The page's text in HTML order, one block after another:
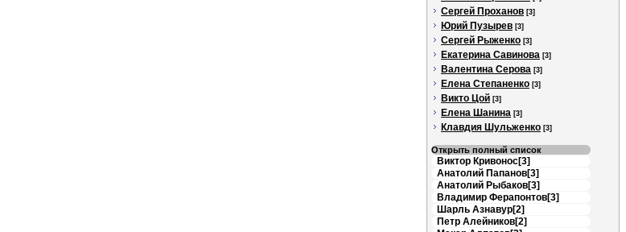
Сергей Проханов [3]
Юрий Пузырев [3]
Сергей Рыженко [3]
Екатерина Савинова [3]
Валентина Серова [3]
Елена Степаненко [3]
Викто Цой [3]
Елена Шанина [3]
Клавдия Шульженко [3]
Открыть полный список
Виктор Кривонос[3]
Анатолий Папанов[3]
Анатолий Рыбаков[3]
Владимир Ферапонтов[3]
Шарль Азнавур[2]
Петр Алейников[2]